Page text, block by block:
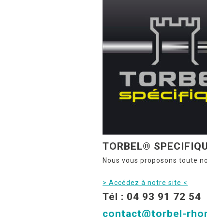
TORBEL®
Nous vous proposons toute
> Accédez à notre site <
Tél : 04 93 91 72 54
contact@torbel-